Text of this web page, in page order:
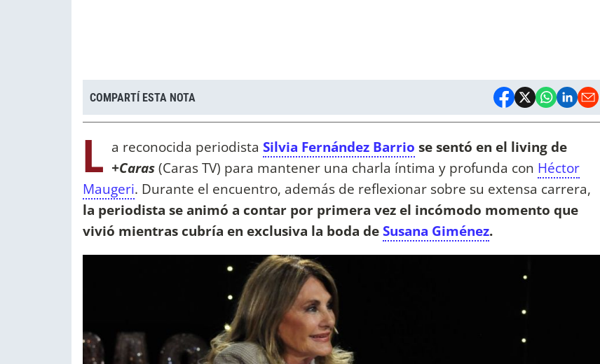
COMPARTÍ ESTA NOTA
L a reconocida periodista Silvia Fernández Barrio se sentó en el living de
+Caras(Caras TV) para mantener una charla íntima y profunda con Héctor
Maugeri. Durante el encuentro, además de reflexionar sobre su extensa carrera,
la periodista se animó a contar por primera vez el incómodo momento que
vivió mientras cubría en exclusiva la boda deSusana Giménez.